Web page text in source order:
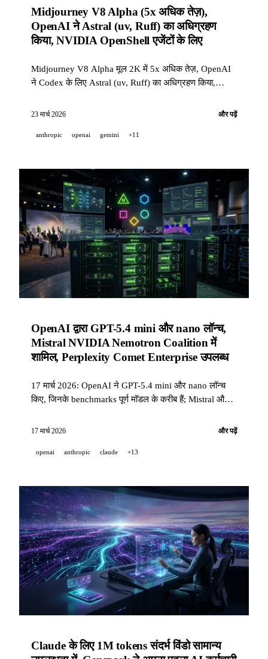
Midjourney V8 Alpha (5x अधिक तेज़),
OpenAI ने Astral (uv, Ruff) का अधिग्रहण
किया, NVIDIA OpenShell एजेंटों के लिए
Midjourney V8 Alpha मूल 2K में 5x अधिक तेज़, OpenAI
ने Codex के लिए Astral (uv, Ruff) का अधिग्रहण किया,
OpenShell रनटाइम जारी किया। 18-23 मार्च 2026 का सप्ताह।
23 मार्च 2026 और पढ़ें
anthropic openai gemini +11
OpenAI द्वारा GPT-5.4 mini और nano लॉन्च,
Mistral NVIDIA Nemotron Coalition में
शामिल, Perplexity Comet Enterprise उपलब्ध
17 मार्च 2026: OpenAI ने GPT-5.4 mini और nano लॉन्च
किए, जिनके benchmarks पूर्ण मॉडल के करीब हैं; Mistral और
शामिल हुए; और Perplexity ने MDM governance के साथ
17 मार्च 2026 और पढ़ें
openai anthropic claude +13
Claude के लिए 1M tokens संदर्भ विंडो सामान्य